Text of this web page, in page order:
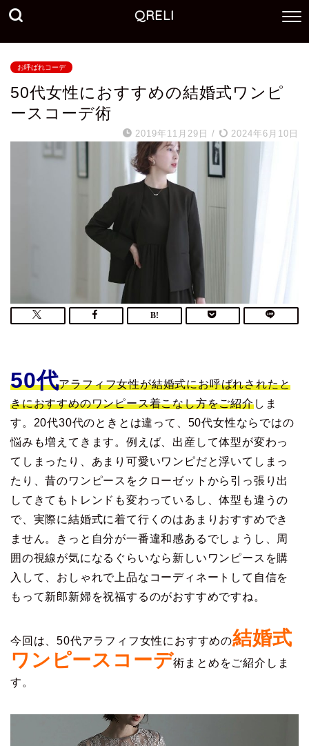
QRELI
お呼ばれコーデ
50代女性におすすめの結婚式ワンピ
ースコーデ術
2019年11月29日 / 2024年6月10日
50代アラフィフ女性が結婚式にお呼ばれされたと
きにおすすめのワンピース着こなし方をご紹介しま
す。20代30代のときとは違って、50代女性ならではの
悩みも増えてきます。例えば、出産して体型が変わっ
てしまったり、あまり可愛いワンピだと浮いてしまっ
たり、昔のワンピースをクローゼットから引っ張り出
してきてもトレンドも変わっているし、体型も違うの
で、実際に結婚式に着て行くのはあまりおすすめでき
ません。きっと自分が一番違和感あるでしょうし、周
囲の視線が気になるぐらいなら新しいワンピースを購
入して、おしゃれで上品なコーディネートして自信を
もって新郎新婦を祝福するのがおすすめですね。
今回は、50代アラフィフ女性におすすめの結婚式
ワンピースコーデ術まとめをご紹介しま
す。